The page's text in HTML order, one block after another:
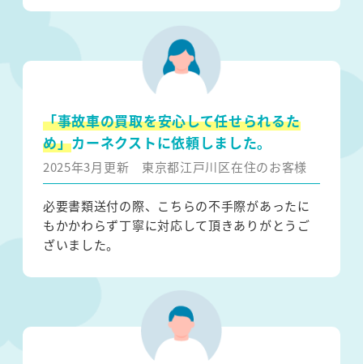
「事故車の買取を安心して任せられるた
め」カーネクストに依頼しました。
2025年3月更新 東京都江戸川区在住のお客様
必要書類送付の際、こちらの不手際があったに
もかかわらず丁寧に対応して頂きありがとうご
ざいました。